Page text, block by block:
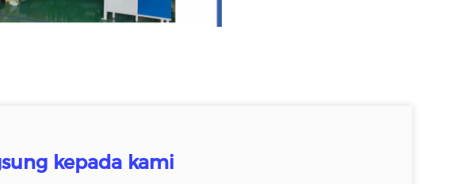
kepada kami